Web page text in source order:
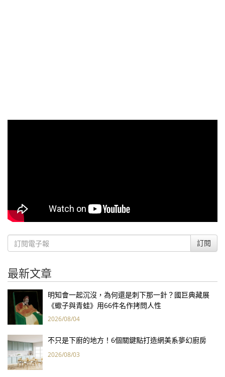
訂閱
最新文章
明知會一起沉沒，為何還是刺下那一針？國巨典藏展
《蠍子與青蛙》用66件名作拷問人性
2026/08/04
不只是下廚的地方！6個關鍵點打造網美系夢幻廚房
2026/08/03